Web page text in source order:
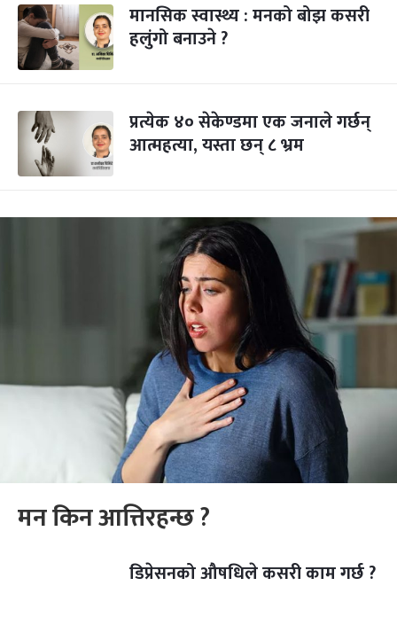
मानसिक स्वास्थ्य : मनको बोझ कसरी
हलुंगो बनाउने ?
प्रत्येक ४० सेकेण्डमा एक जनाले गर्छन्
आत्महत्या, यस्ता छन् ८ भ्रम
मन किन आत्तिरहन्छ ?
डिप्रेसनको औषधिले कसरी काम गर्छ ?